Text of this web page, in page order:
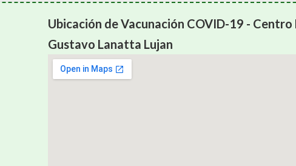
Ubicación de Vacunación COVID-19 - Centro
Gustavo Lanatta Lujan